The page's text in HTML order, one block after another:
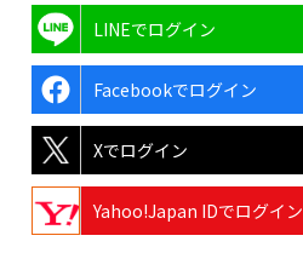
LINEでログイン
Facebookでログイン
Xでログイン
Yahoo!Japan IDでログイン